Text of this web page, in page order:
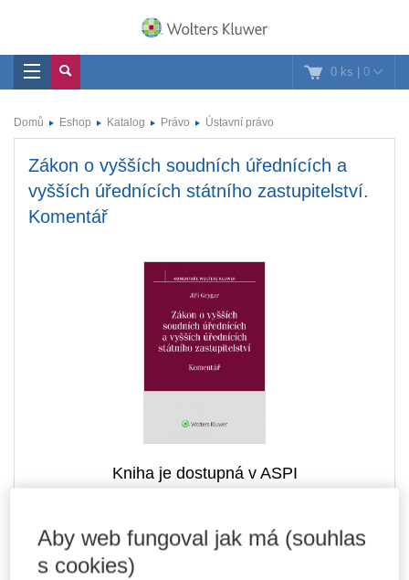
0 ks | 0
Domů Eshop Katalog Právo Ústavní právo
Zákon o vyšších soudních úřednících a
vyšších úřednících státního zastupitelství.
Komentář
Kniha je dostupná v ASPI
Tištěná kniha
Skladem- expedice do 2 pracovních dnů
Aby web fungoval jak má (souhlas
s cookies)